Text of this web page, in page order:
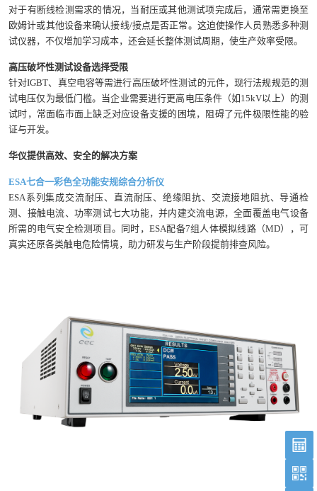
对于有断线检测需求的情况，当耐压或其他测试项完成后，通常需更换至
欧姆计或其他设备来确认接线/接点是否正常。这迫使操作人员熟悉多种测
试仪器，不仅增加学习成本，还会延长整体测试周期，使生产效率受限。
高压破坏性测试设备选择受限
针对IGBT、真空电容等需进行高压破坏性测试的元件，现行法规规范的测
试电压仅为最低门槛。当企业需要进行更高电压条件（如15kV以上）的测
试时，常面临市面上缺乏对应设备支援的困境，阻碍了元件极限性能的验
证与开发。
华仪提供高效、安全的解决方案
ESA七合一彩色全功能安规综合分析仪
ESA系列集成交流耐压、直流耐压、绝缘阻抗、交流接地阻抗、导通检
测、接触电流、功率测试七大功能，并内建交流电源，全面覆盖电气设备
所需的电气安全检测项目。同时，ESA配备7组人体模拟线路（MD），可
真实还原各类触电危险情境，助力研发与生产阶段提前排查风险。